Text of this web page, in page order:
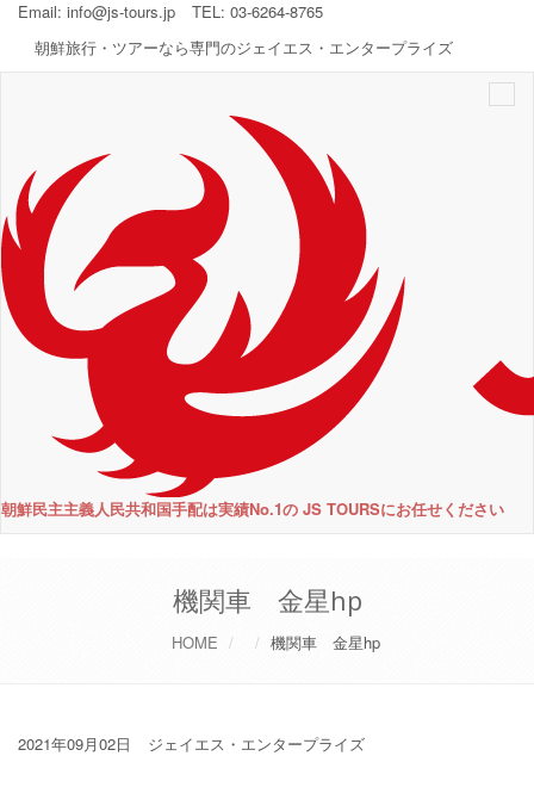
Email: info@js-tours.jp
TEL: 03-6264-8765
朝鮮旅行・ツアーなら専門のジェイエス・エンタープライズ
朝鮮民主主義人民共和国手配は実績No.1の JS TOURSにお任せください
機関車 金星hp
HOME 機関車 金星hp
2021年09月02日 ジェイエス・エンタープライズ